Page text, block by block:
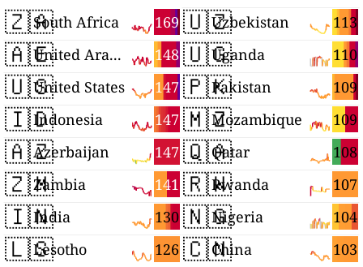
🇿🇦 169
South Africa
🇦🇪 148
United Arab Emirates
🇺🇸 147
United States
🇮🇩 147
Indonesia
🇦🇿 147
Azerbaijan
🇿🇲 141
Zambia
🇮🇳 130
India
🇱🇸 126
Lesotho
🇺🇿 113
Uzbekistan
🇺🇬 110
Uganda
🇵🇰 109
Pakistan
🇲🇿 109
Mozambique
🇶🇦 108
Qatar
🇷🇼 107
Rwanda
🇳🇬 104
Nigeria
🇨🇳 103
China